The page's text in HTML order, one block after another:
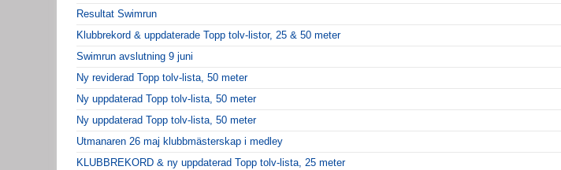
Resultat Swimrun
Klubbrekord & uppdaterade Topp tolv-listor, 25 & 50 meter
Swimrun avslutning 9 juni
Ny reviderad Topp tolv-lista, 50 meter
Ny uppdaterad Topp tolv-lista, 50 meter
Ny uppdaterad Topp tolv-lista, 50 meter
Utmanaren 26 maj klubbmästerskap i medley
KLUBBREKORD & ny uppdaterad Topp tolv-lista, 25 meter